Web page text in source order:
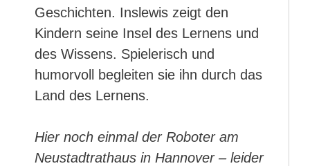
Geschichten. Inslewis zeigt den
Kindern seine Insel des Lernens und
des Wissens. Spielerisch und
humorvoll begleiten sie ihn durch das
Land des Lernens.
Hier noch einmal der Roboter am
Neustadtrathaus in Hannover – leider